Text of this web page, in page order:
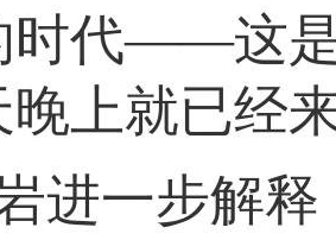
时代——这是
上就已经
进一步解